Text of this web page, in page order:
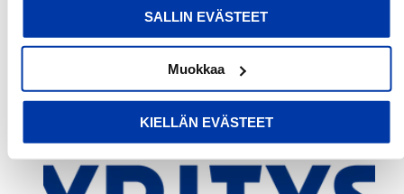
SALLIN EVÄSTEET
Muokkaa
KIELLÄN EVÄSTEET